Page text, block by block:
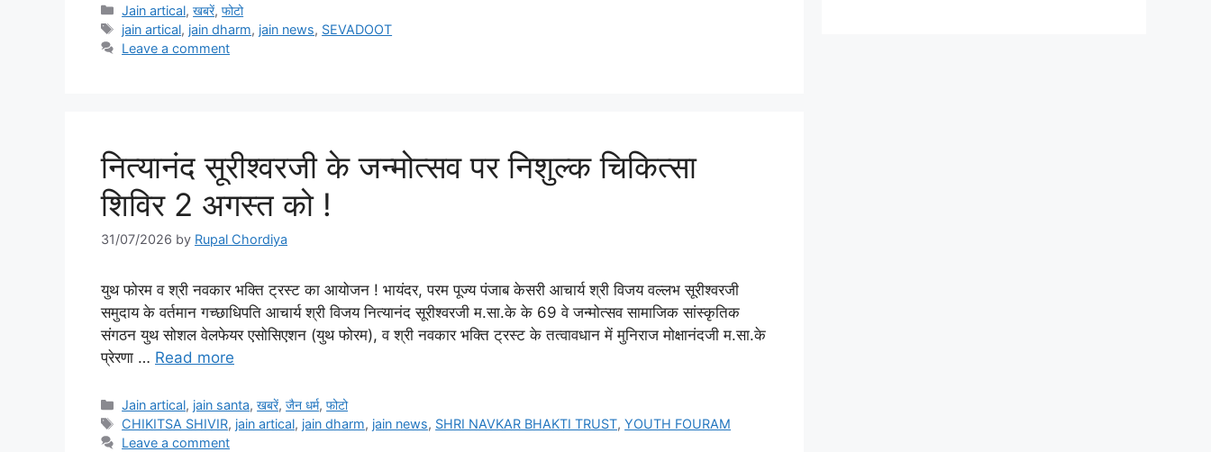
Categories
Jain artical,खबरें,फोटो
Tags
jain artical, jain dharm, jain news, SEVADOOT
Leave a comment
नित्यानंद सूरीश्वरजी के जन्मोत्सव पर निशुल्क चिकित्सा
शिविर 2 अगस्त को !
31/07/2026 by Rupal Chordiya
युथ फोरम व श्री नवकार भक्ति ट्रस्ट का आयोजन ! भायंदर, परम पूज्य पंजाब केसरी आचार्य श्री विजय वल्लभ सूरीश्वरजी
समुदाय के वर्तमान गच्छाधिपति आचार्य श्री विजय नित्यानंद सूरीश्वरजी म.सा.के के 69 वे जन्मोत्सव सामाजिक सांस्कृतिक
संगठन युथ सोशल वेलफेयर एसोसिएशन (युथ फोरम), व श्री नवकार भक्ति ट्रस्ट के तत्वावधान में मुनिराज मोक्षानंदजी म.सा.के
प्रेरणा … Read more
Categories
Jain artical, jain santa,खबरें,जैन धर्म,फोटो
Tags
CHIKITSA SHIVIR, jain artical, jain dharm, jain news, SHRI NAVKAR BHAKTI TRUST,YOUTH FOURAM
Leave a comment